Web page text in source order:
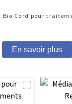
Cord pour
En savoir plus